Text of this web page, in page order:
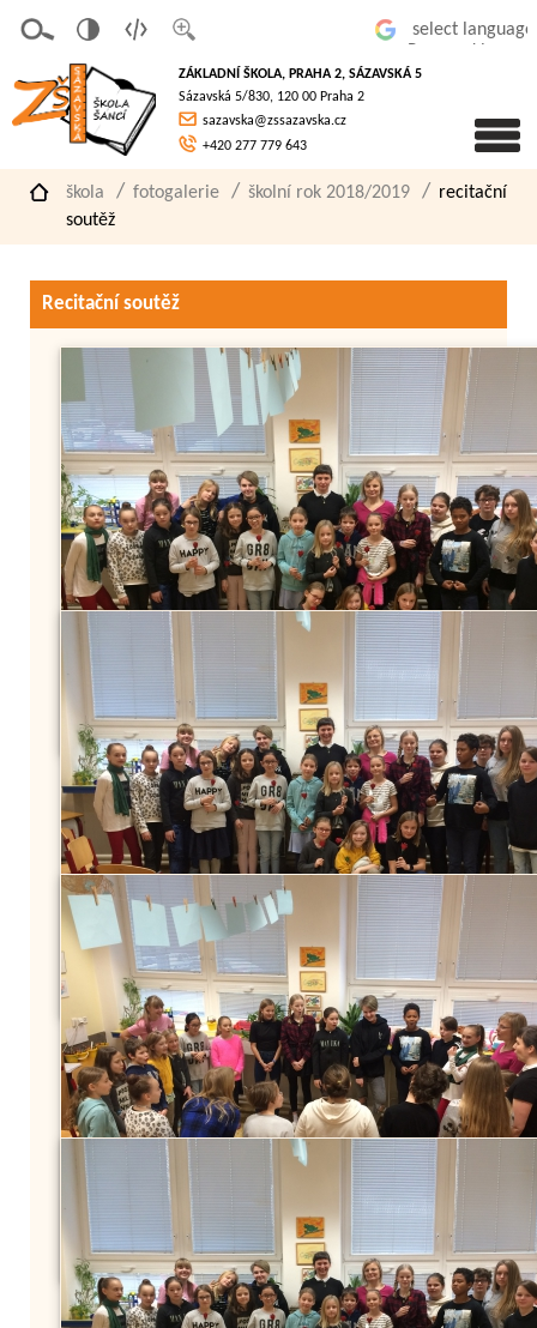
písmo
á
verze
pro
slaboz
raké
ZÁKLADNÍ ŠKOLA, PRAHA 2, SÁZAVSKÁ 5
Sázavská 5/830, 120 00 Praha 2
sazavska@zssazavska.cz
+420 277 779 643
škola fotogalerie školní rok 2018/2019
recitační
soutěž
Recitační soutěž